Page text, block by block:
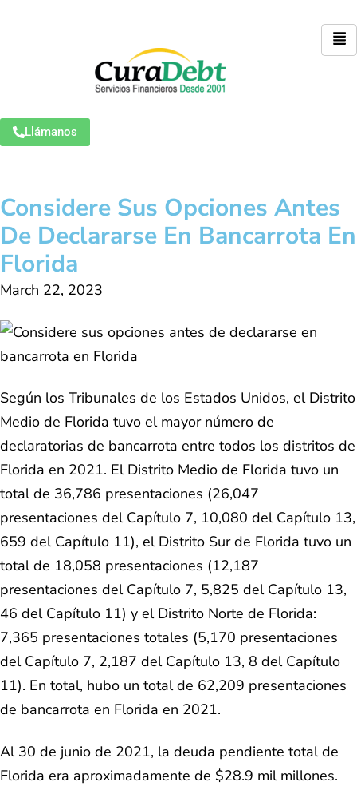
Llámanos
Considere Sus Opciones Antes
De Declararse En Bancarrota En
Florida
March 22, 2023
Según los Tribunales de los Estados Unidos, el Distrito
Medio de Florida tuvo el mayor número de
declaratorias de bancarrota entre todos los distritos de
Florida en 2021. El Distrito Medio de Florida tuvo un
total de 36,786 presentaciones (26,047
presentaciones del Capítulo 7, 10,080 del Capítulo 13,
659 del Capítulo 11), el Distrito Sur de Florida tuvo un
total de 18,058 presentaciones (12,187
presentaciones del Capítulo 7, 5,825 del Capítulo 13,
46 del Capítulo 11) y el Distrito Norte de Florida:
7,365 presentaciones totales (5,170 presentaciones
del Capítulo 7, 2,187 del Capítulo 13, 8 del Capítulo
11). En total, hubo un total de 62,209 presentaciones
de bancarrota en Florida en 2021.
Al 30 de junio de 2021, la deuda pendiente total de
Florida era aproximadamente de $28.9 mil millones.